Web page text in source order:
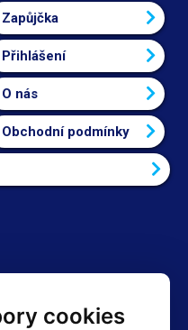
cookies
Zapůjčka
Přihlášení
O nás
Obchodní podmínky
234 204